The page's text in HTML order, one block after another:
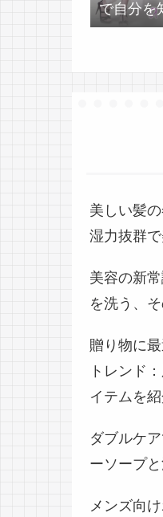
で自分を
美しい髪
湿力抜群
美容の新
を洗う、
贈り物に
トレンド
イテムを
ダブルケ
ーソープ
メンズ向